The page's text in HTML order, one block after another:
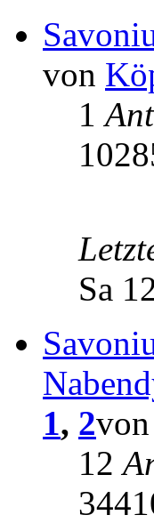
von
1
Sa
1, 2von
12